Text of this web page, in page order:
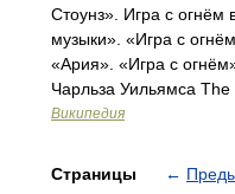
Стоунз». Игра с огнём
музыки». «Игра с
«Ария». «Игра с
Чарльза Уильямса The
Википедия
Страницы ←